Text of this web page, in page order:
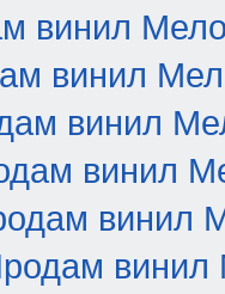
винил
винил
винил
винил
винил
винил